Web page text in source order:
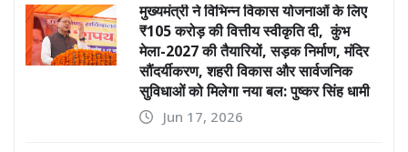
मुख्यमंत्री ने विभिन्न विकास योजनाओं के लिए
₹105 करोड़ की वित्तीय स्वीकृति दी, कुंभ
मेला-2027 की तैयारियों, सड़क निर्माण, मंदिर
सौंदर्यीकरण, शहरी विकास और सार्वजनिक
सुविधाओं को मिलेगा नया बल: पुष्कर सिंह धामी
Jun 17, 2026